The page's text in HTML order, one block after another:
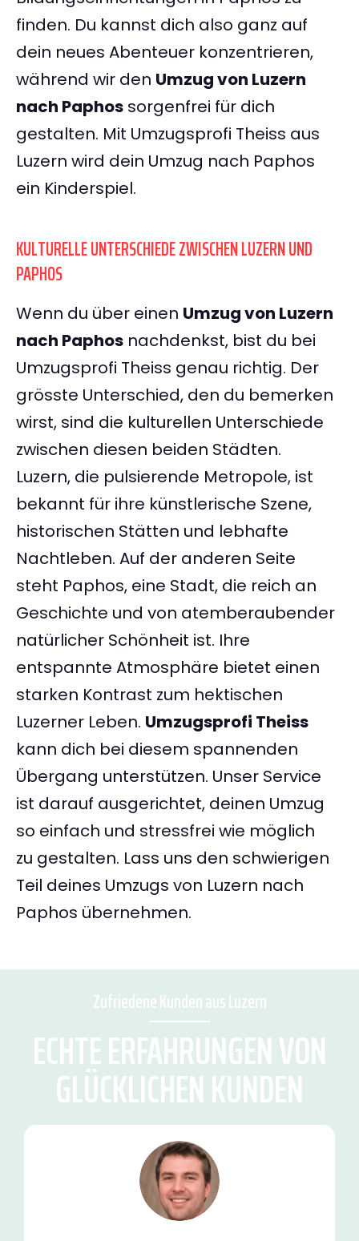
finden. Du kannst dich also ganz auf
dein neues Abenteuer konzentrieren,
während wir den Umzug von Luzern
nach Paphos sorgenfrei für dich
gestalten. Mit Umzugsprofi Theiss aus
Luzern wird dein Umzug nach Paphos
ein Kinderspiel.
KULTURELLE UNTERSCHIEDE ZWISCHEN LUZERN UND
PAPHOS
Wenn du über einen Umzug von Luzern
nach Paphos nachdenkst, bist du bei
Umzugsprofi Theiss genau richtig. Der
grösste Unterschied, den du bemerken
wirst, sind die kulturellen Unterschiede
zwischen diesen beiden Städten.
Luzern, die pulsierende Metropole, ist
bekannt für ihre künstlerische Szene,
historischen Stätten und lebhafte
Nachtleben. Auf der anderen Seite
steht Paphos, eine Stadt, die reich an
Geschichte und von atemberaubender
natürlicher Schönheit ist. Ihre
entspannte Atmosphäre bietet einen
starken Kontrast zum hektischen
Luzerner Leben. Umzugsprofi Theiss
kann dich bei diesem spannenden
Übergang unterstützen. Unser Service
ist darauf ausgerichtet, deinen Umzug
so einfach und stressfrei wie möglich
zu gestalten. Lass uns den schwierigen
Teil deines Umzugs von Luzern nach
Paphos übernehmen.
Zufriedene Kunden aus Luzern
ECHTE ERFAHRUNGEN VON
GLÜCKLICHEN KUNDEN